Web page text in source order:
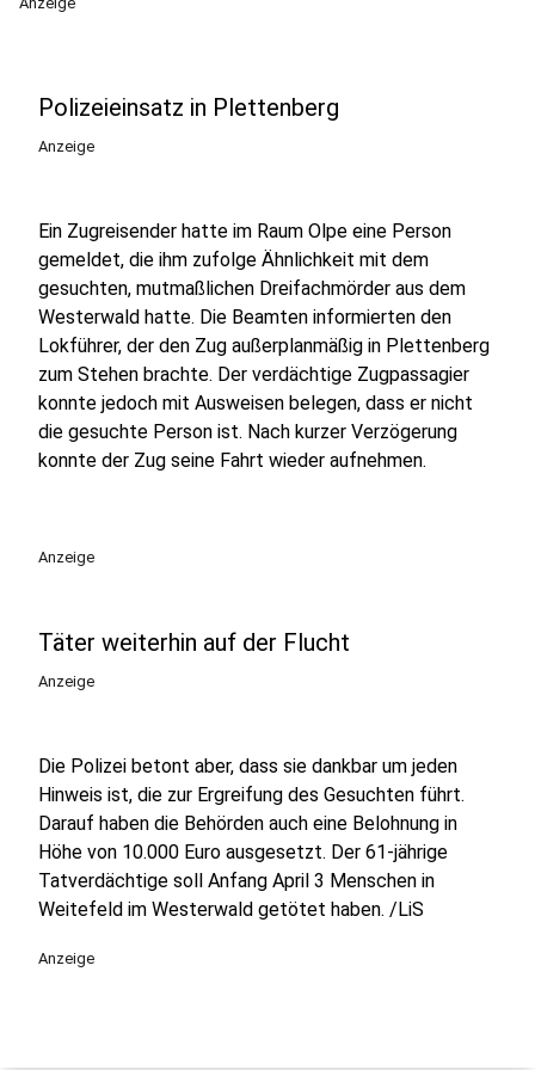
Polizeieinsatz in Plettenberg
Anzeige
Ein Zugreisender hatte im Raum Olpe eine Person
gemeldet, die ihm zufolge Ähnlichkeit mit dem
gesuchten, mutmaßlichen Dreifachmörder aus dem
Westerwald hatte. Die Beamten informierten den
Lokführer, der den Zug außerplanmäßig in Plettenberg
zum Stehen brachte. Der verdächtige Zugpassagier
konnte jedoch mit Ausweisen belegen, dass er nicht
die gesuchte Person ist. Nach kurzer Verzögerung
konnte der Zug seine Fahrt wieder aufnehmen.
Anzeige
Täter weiterhin auf der Flucht
Anzeige
Die Polizei betont aber, dass sie dankbar um jeden
Hinweis ist, die zur Ergreifung des Gesuchten führt.
Darauf haben die Behörden auch eine Belohnung in
Höhe von 10.000 Euro ausgesetzt. Der 61-jährige
Tatverdächtige soll Anfang April 3 Menschen in
Weitefeld im Westerwald getötet haben. /LiS
Anzeige